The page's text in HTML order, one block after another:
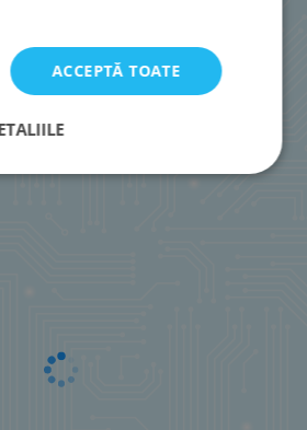
ACCEPTĂ TOATE